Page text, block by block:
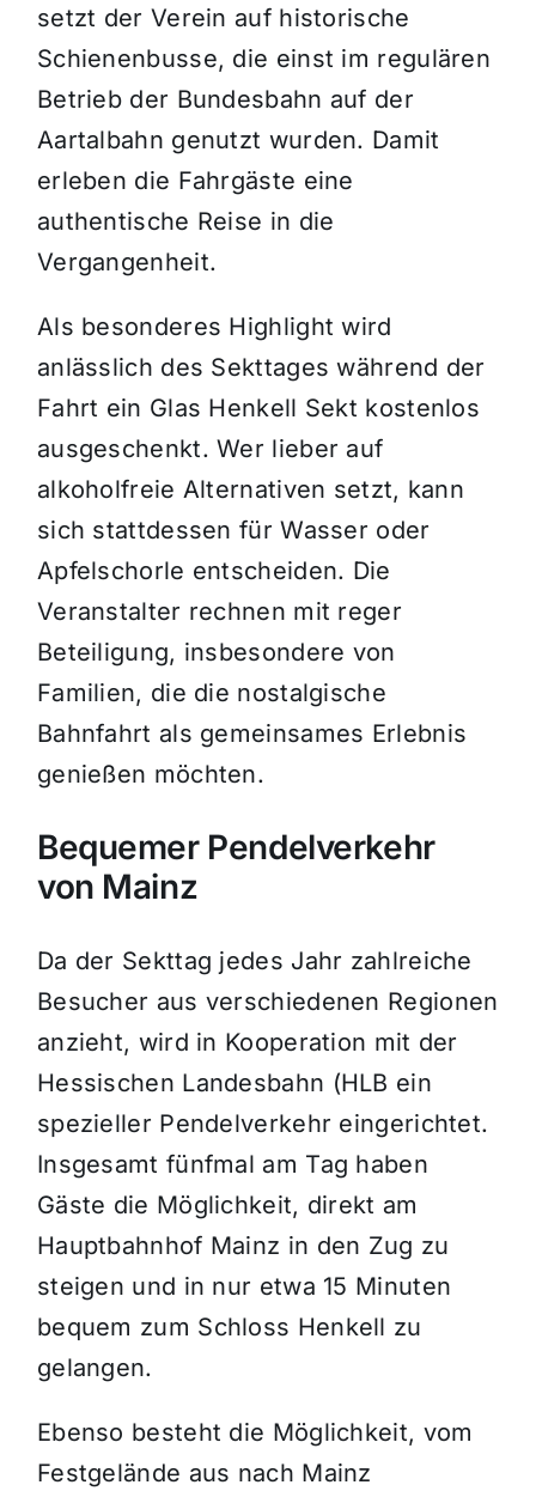
setzt der Verein auf historische
Schienenbusse, die einst im regulären
Betrieb der Bundesbahn auf der
Aartalbahn genutzt wurden. Damit
erleben die Fahrgäste eine
authentische Reise in die
Vergangenheit.
Als besonderes Highlight wird
anlässlich des Sekttages während der
Fahrt ein Glas Henkell Sekt kostenlos
ausgeschenkt. Wer lieber auf
alkoholfreie Alternativen setzt, kann
sich stattdessen für Wasser oder
Apfelschorle entscheiden. Die
Veranstalter rechnen mit reger
Beteiligung, insbesondere von
Familien, die die nostalgische
Bahnfahrt als gemeinsames Erlebnis
genießen möchten.
Bequemer Pendelverkehr
von Mainz
Da der Sekttag jedes Jahr zahlreiche
Besucher aus verschiedenen Regionen
anzieht, wird in Kooperation mit der
Hessischen Landesbahn (HLB ein
spezieller Pendelverkehr eingerichtet.
Insgesamt fünfmal am Tag haben
Gäste die Möglichkeit, direkt am
Hauptbahnhof Mainz in den Zug zu
steigen und in nur etwa 15 Minuten
bequem zum Schloss Henkell zu
gelangen.
Ebenso besteht die Möglichkeit, vom
Festgelände aus nach Mainz